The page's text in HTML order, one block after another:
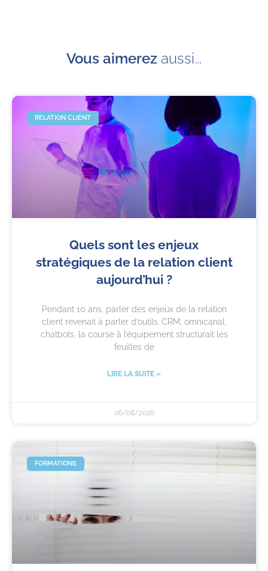
Vous aimerez aussi...
RELATION CLIENT
Quels sont les enjeux
stratégiques de la relation client
aujourd’hui ?
Pendant 10 ans, parler des enjeux de la relation
client revenait à parler d’outils. CRM, omnicanal,
chatbots, la course à l’équipement structurait les
feuilles de
LIRE LA SUITE »
06/08/2026
FORMATIONS